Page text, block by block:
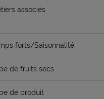
associés
forts/Saisonnalité
de fruits secs
de produit